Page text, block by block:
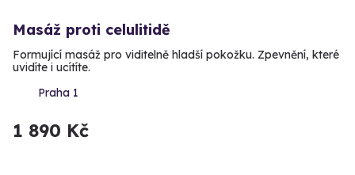
Masáž proti celulitidě
Formující masáž pro viditelně hladší pokožku. Zpevnění, které
uvidíte i ucítíte.
Praha 1
1 890 Kč